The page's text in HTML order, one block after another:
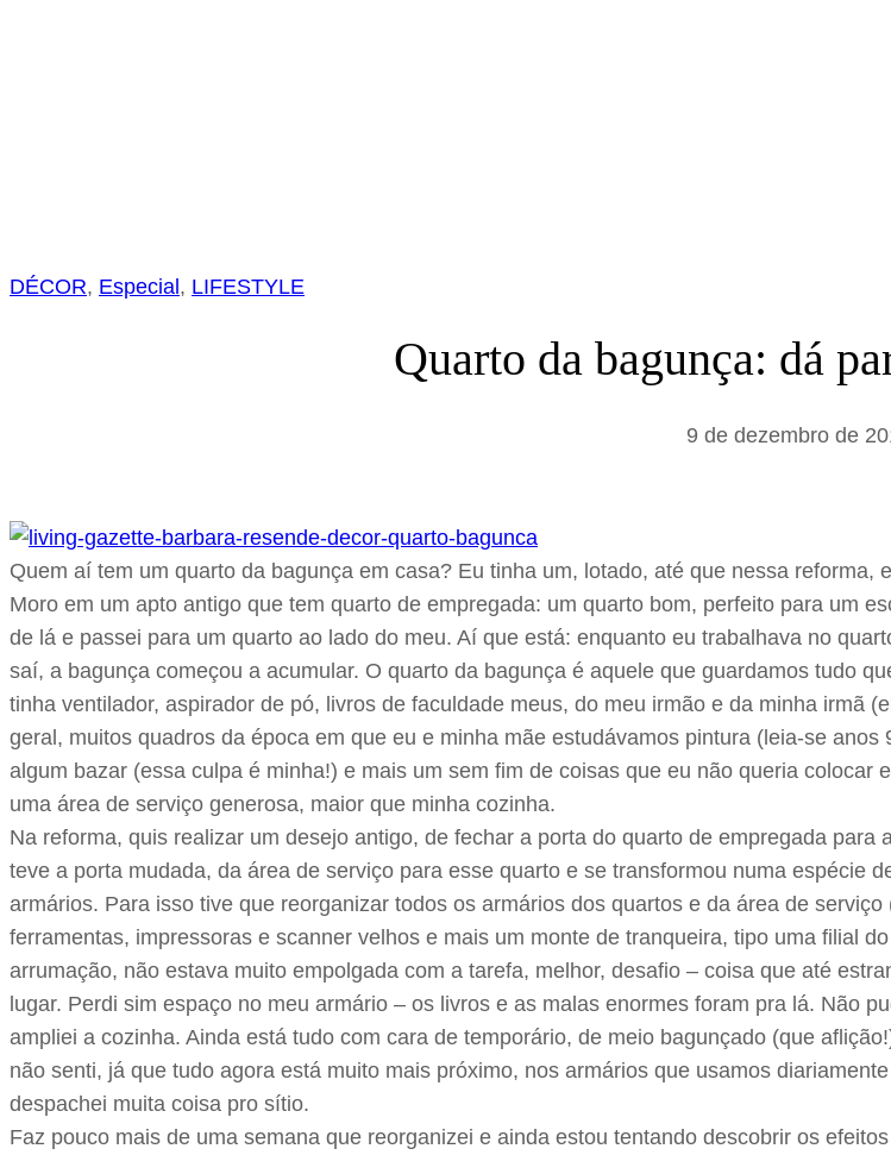
DÉCOR, Especial , LIFESTYLE
Quarto da bagunça: dá
9 de dezembro de
Quem aí tem um quarto da bagunça em casa? Eu tinha um, lotado, até que nessa
Moro em um apto antigo que tem quarto de empregada: um quarto bom, perfeito para um
de lá e passei para um quarto ao lado do meu. Aí que está: enquanto eu trabalhava no
saí, a bagunça começou a acumular. O quarto da bagunça é aquele que guardamos tudo
tinha ventilador, aspirador de pó, livros de faculdade meus, do meu irmão e da minha irmã
geral, muitos quadros da época em que eu e minha mãe estudávamos pintura (leia-se
algum bazar (essa culpa é minha!) e mais um sem fim de coisas que eu não queria
uma área de serviço generosa, maior que minha cozinha.
Na reforma, quis realizar um desejo antigo, de fechar a porta do quarto de empregada
teve a porta mudada, da área de serviço para esse quarto e se transformou numa espécie
armários. Para isso tive que reorganizar todos os armários dos quartos e da área de
ferramentas, impressoras e scanner velhos e mais um monte de tranqueira, tipo uma filial
arrumação, não estava muito empolgada com a tarefa, melhor, desafio – coisa que até
lugar. Perdi sim espaço no meu armário – os livros e as malas enormes foram pra lá. Não
ampliei a cozinha. Ainda está tudo com cara de temporário, de meio bagunçado (que
não senti, já que tudo agora está muito mais próximo, nos armários que usamos
despachei muita coisa pro sítio.
Faz pouco mais de uma semana que reorganizei e ainda estou tentando descobrir os